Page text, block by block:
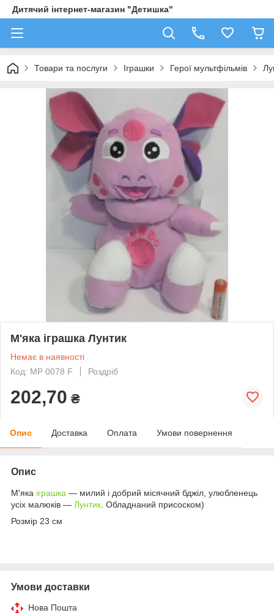
Дитячий інтернет-магазин "Детишка"
Товари та послуги Іграшки Герої мультфільмів
М'яка іграшка Лунтик
Немає в наявності
Код: MP 0078 F
Роздріб
202,70 ₴
Опис Доставка Оплата Умови повернення
Опис
М'яка іграшка — милий і добрий місячний бджіл, улюбленець
усіх малюків — Лунтик . Обладнаний присоском)
Розмір 23 см
Умови доставки
Нова Пошта